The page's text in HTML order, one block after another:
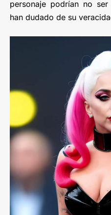
personaje podrían no
han dudado de su